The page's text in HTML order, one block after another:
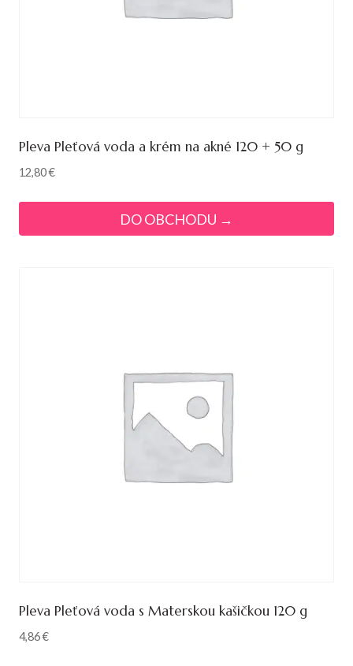
Pleva Pleťová voda a krém na akné 120 + 50 g
12,80€
DO OBCHODU →
Pleva Pleťová voda s Materskou kašičkou 120 g
4,86€